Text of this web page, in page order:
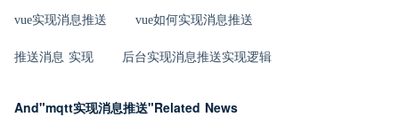
vue实现消息推送 vue如何实现消息推送
推送消息 实现 后台实现消息推送实现逻辑
And"mqtt实现消息推送"Related News